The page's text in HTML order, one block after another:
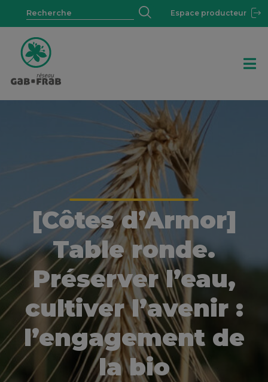
Espace producteur
[Côtes d’Armor]
Table ronde.
Préserver l’eau,
cultiver l’avenir :
l’engagement de
la bio